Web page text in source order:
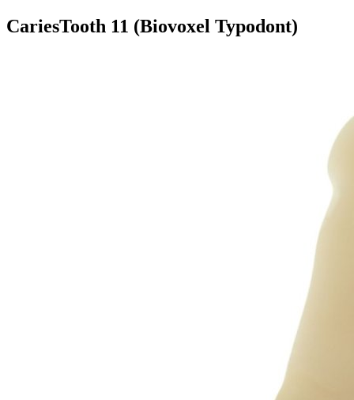
CariesTooth 11 (Biovoxel Typodont)